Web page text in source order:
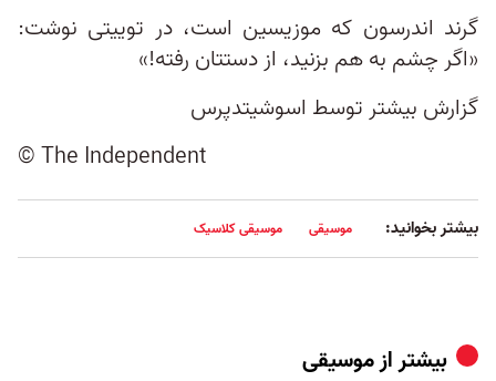
گرند اندرسون که موزیسین است، در توییتی نوشت:
«اگر چشم به هم بزنید، از دستتان رفته!»
گزارش بیشتر توسط اسوشیتدپرس
© The Independent
بیشتر بخوانید: موسیقی موسیقی کلاسیک
بیشتر ازموسیقی